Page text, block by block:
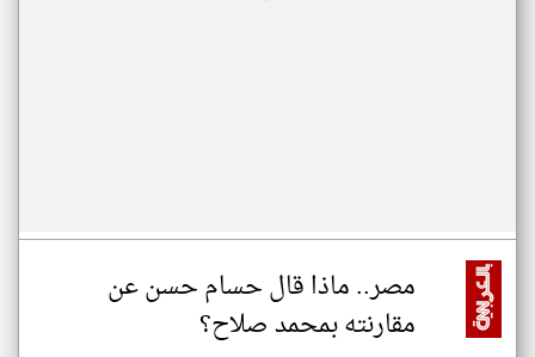
مصر.. ماذا قال حسام حسن عن
مقارنته بمحمد صلاح؟